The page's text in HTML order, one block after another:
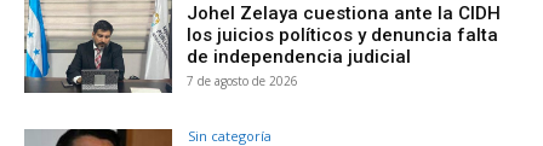
Johel Zelaya cuestiona ante la CIDH
los juicios políticos y denuncia falta
de independencia judicial
7 de agosto de 2026
Sin categoría